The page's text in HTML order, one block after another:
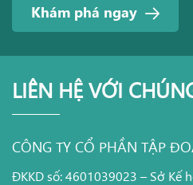
Khám phá ngay
LIÊN HỆ VỚI
CÔNG TY CỔ PHẦN TẬP
ĐKKD số: 4601039023 – Sở Kế